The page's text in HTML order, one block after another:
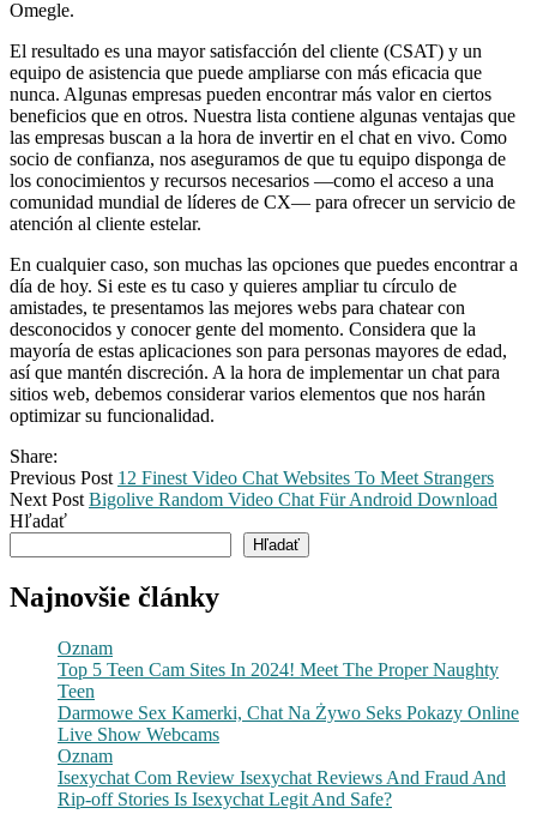
Omegle.
El resultado es una mayor satisfacción del cliente (CSAT) y un
equipo de asistencia que puede ampliarse con más eficacia que
nunca. Algunas empresas pueden encontrar más valor en ciertos
beneficios que en otros. Nuestra lista contiene algunas ventajas que
las empresas buscan a la hora de invertir en el chat en vivo. Como
socio de confianza, nos aseguramos de que tu equipo disponga de
los conocimientos y recursos necesarios —como el acceso a una
comunidad mundial de líderes de CX— para ofrecer un servicio de
atención al cliente estelar.
En cualquier caso, son muchas las opciones que puedes encontrar a
día de hoy. Si este es tu caso y quieres ampliar tu círculo de
amistades, te presentamos las mejores webs para chatear con
desconocidos y conocer gente del momento. Considera que la
mayoría de estas aplicaciones son para personas mayores de edad,
así que mantén discreción. A la hora de implementar un chat para
sitios web, debemos considerar varios elementos que nos harán
optimizar su funcionalidad.
Share:
Previous Post 12 Finest Video Chat Websites To Meet Strangers
Next Post Bigolive Random Video Chat Für Android Download
Hľadať
Hľadať
Najnovšie články
Oznam
Top 5 Teen Cam Sites In 2024! Meet The Proper Naughty
Teen
Darmowe Sex Kamerki, Chat Na Żywo Seks Pokazy Online
Live Show Webcams
Oznam
Isexychat Com Review Isexychat Reviews And Fraud And
Rip-off Stories Is Isexychat Legit And Safe?